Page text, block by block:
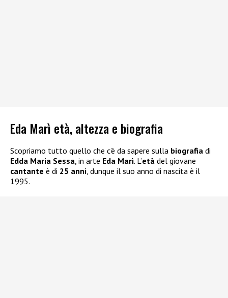
Eda Marì età, altezza e biografia
Scopriamo tutto quello che c’è da sapere sulla biografia di
Edda Maria Sessa , in arte Eda Marì. L’età del giovane
cantante è di 25 anni , dunque il suo anno di nascita è il
1995.